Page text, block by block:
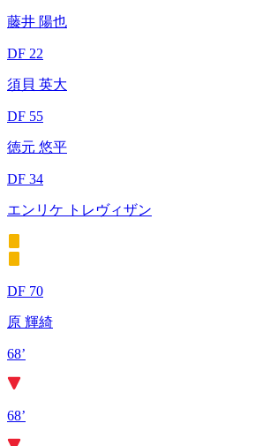
藤井 陽也
DF 22
須貝 英大
DF 55
徳元 悠平
DF 34
エンリケ トレヴィザン
DF 70
原 輝綺
68’
68’